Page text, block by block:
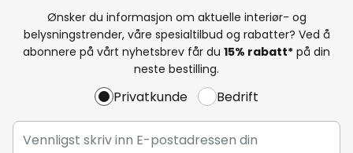
Ønsker du informasjon om aktuelle interiør- og
belysningstrender, våre spesialtilbud og rabatter? Ved å
abonnere på vårt nyhetsbrev får du 15% rabatt* på din
neste bestilling.
Privatkunde Bedrift